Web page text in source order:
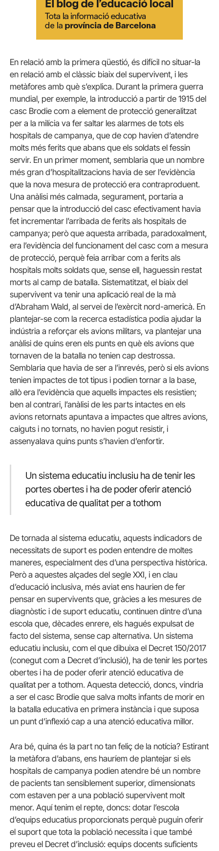
En relació amb la primera qüestió, és difícil no situar-la
en relació amb el clàssic biaix del supervivent, i les
metàfores amb què s’explica. Durant la primera guerra
mundial, per exemple, la introducció a partir de 1915 del
casc Brodie com a element de protecció generalitzat
per a la milícia va fer saltar les alarmes de tots els
hospitals de campanya, que de cop havien d’atendre
molts més ferits que abans que els soldats el fessin
servir. En un primer moment, semblaria que un nombre
més gran d’hospitalitzacions havia de ser l’evidència
que la nova mesura de protecció era contraproduent.
Una anàlisi més calmada, segurament, portaria a
pensar que la introducció del casc efectivament havia
fet incrementar l’arribada de ferits als hospitals de
campanya; però que aquesta arribada, paradoxalment,
era l’evidència del funcionament del casc com a mesura
de protecció, perquè feia arribar com a ferits als
hospitals molts soldats que, sense ell, haguessin restat
morts al camp de batalla. Sistematitzat, el biaix del
supervivent va tenir una aplicació real de la mà
d’Abraham Wald, al servei de l’exèrcit nord-americà. En
plantejar-se com la recerca estadística podia ajudar la
indústria a reforçar els avions militars, va plantejar una
anàlisi de quins eren els punts en què els avions que
tornaven de la batalla no tenien cap destrossa.
Semblaria que havia de ser a l’inrevés, però si els avions
tenien impactes de tot tipus i podien tornar a la base,
allò era l’evidència que aquells impactes els resistien;
ben al contrari, l’anàlisi de les parts intactes en els
avions retornats apuntava a impactes que altres avions,
caiguts i no tornats, no havien pogut resistir, i
assenyalava quins punts s’havien d’enfortir.
Un sistema educatiu inclusiu ha de tenir les
portes obertes i ha de poder oferir atenció
educativa de qualitat per a tothom
De tornada al sistema educatiu, aquests indicadors de
necessitats de suport es poden entendre de moltes
maneres, especialment des d’una perspectiva històrica.
Però a aquestes alçades del segle XXI, i en clau
d’educació inclusiva, més aviat ens haurien de fer
pensar en supervivents que, gràcies a les mesures de
diagnòstic i de suport educatiu, continuen dintre d’una
escola que, dècades enrere, els hagués expulsat de
facto del sistema, sense cap alternativa. Un sistema
educatiu inclusiu, com el que dibuixa el Decret 150/2017
(conegut com a Decret d’inclusió), ha de tenir les portes
obertes i ha de poder oferir atenció educativa de
qualitat per a tothom. Aquesta detecció, doncs, vindria
a ser el casc Brodie que salva molts infants de morir en
la batalla educativa en primera instància i que suposa
un punt d’inflexió cap a una atenció educativa millor.
Ara bé, quina és la part no tan feliç de la notícia? Estirant
la metàfora d’abans, ens hauríem de plantejar si els
hospitals de campanya podien atendre bé un nombre
de pacients tan sensiblement superior, dimensionats
com estaven per a una població supervivent molt
menor. Aquí tenim el repte, doncs: dotar l’escola
d’equips educatius proporcionats perquè puguin oferir
el suport que tota la població necessita i que també
preveu el Decret d’inclusió: equips docents suficients